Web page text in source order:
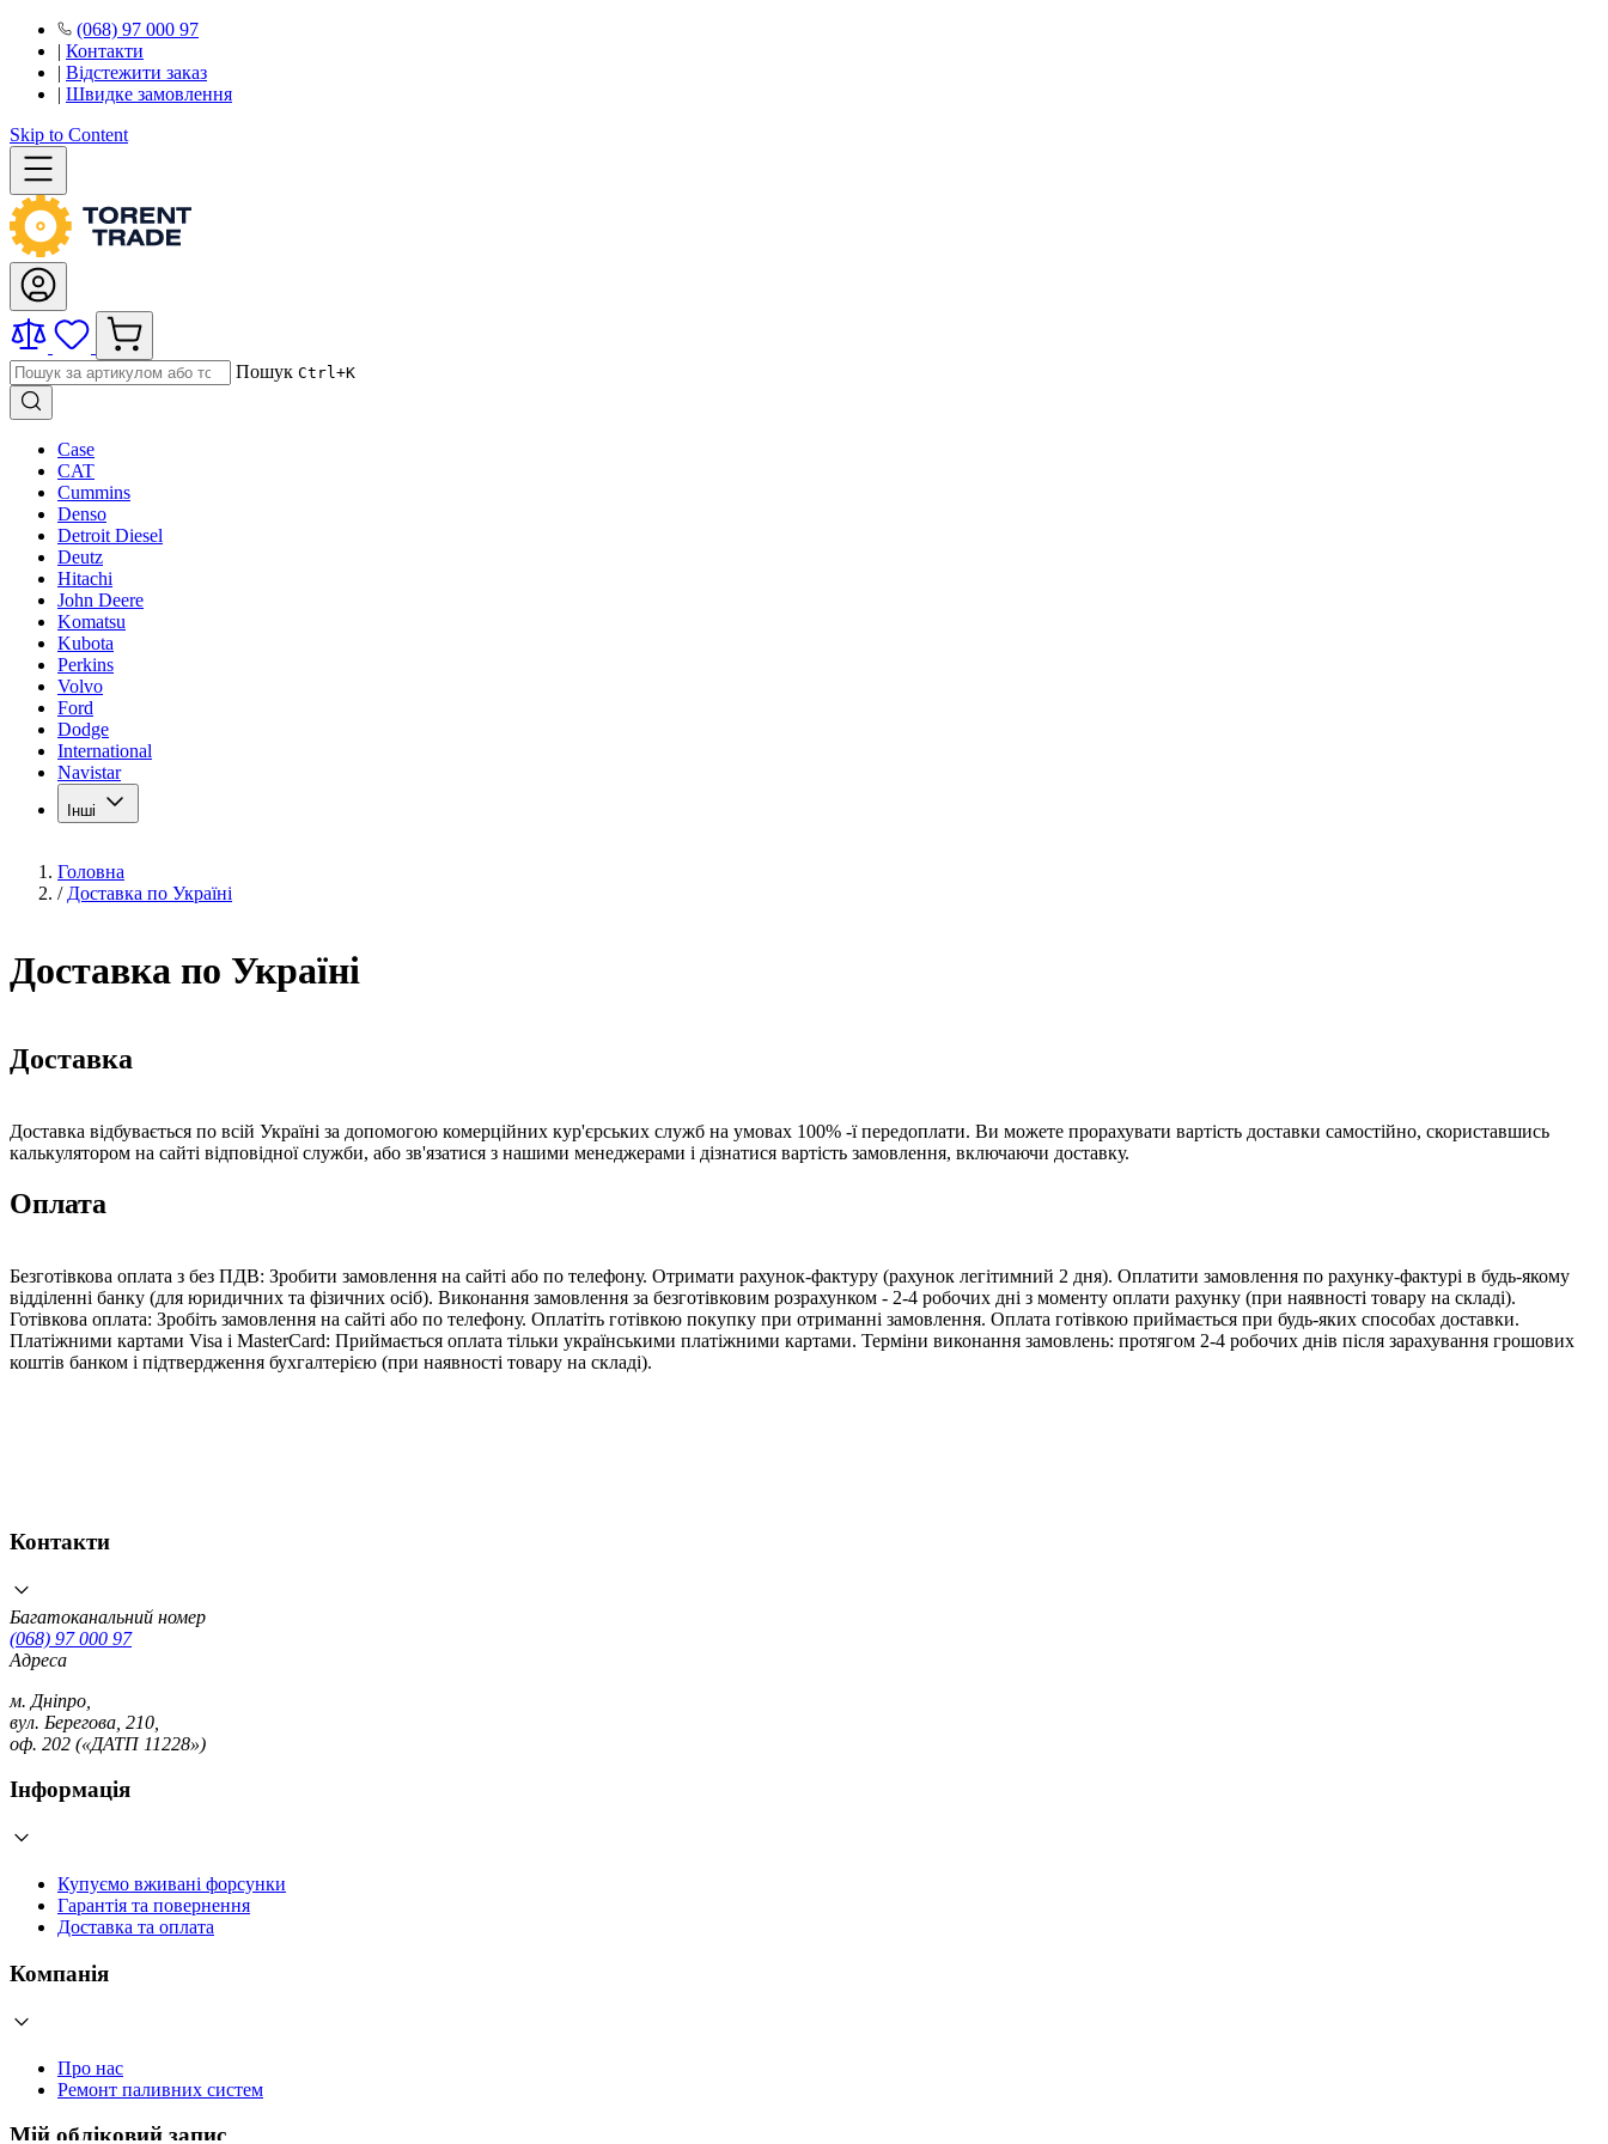
(068) 97 000 97
| Контакти
| Відстежити заказ
| Швидке замовлення
Skip to Content
Пошук Ctrl+K
Case
CAT
Cummins
Denso
Detroit Diesel
Deutz
Hitachi
John Deere
Komatsu
Kubota
Perkins
Volvo
Ford
Dodge
International
Navistar
Інші
Головна
/ Доставка по Україні
Доставка по Україні
Доставка
Доставка відбувається по всій Україні за допомогою комерційних кур'єрських служб на умовах 100% -ї передоплати. Ви можете прорахувати вартість доставки самостійно, скориставшись
калькулятором на сайті відповідної служби, або зв'язатися з нашими менеджерами і дізнатися вартість замовлення, включаючи доставку.
Оплата
Безготівкова оплата з без ПДВ: Зробити замовлення на сайті або по телефону. Отримати рахунок-фактуру (рахунок легітимний 2 дня). Оплатити замовлення по рахунку-фактурі в будь-якому
відділенні банку (для юридичних та фізичних осіб). Виконання замовлення за безготівковим розрахунком - 2-4 робочих дні з моменту оплати рахунку (при наявності товару на складі).
Готівкова оплата: Зробіть замовлення на сайті або по телефону. Оплатiть готівкою покупку при отриманні замовлення. Оплата готівкою приймається при будь-яких способах доставки.
Платіжними картами Visa і MasterCard: Приймається оплата тільки українськими платіжними картами. Терміни виконання замовлень: протягом 2-4 робочих днів після зарахування грошових
коштів банком і підтвердження бухгалтерією (при наявності товару на складі).
Контакти
Багатоканальний номер
(068) 97 000 97
Адреса
м. Дніпро,
вул. Берегова, 210,
оф. 202 («ДАТП 11228»)
Інформація
Купуємо вживані форсунки
Гарантія та повернення
Доставка та оплата
Компанія
Про нас
Ремонт паливних систем
Мій обліковий запис